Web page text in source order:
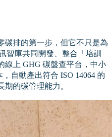
碳排的第一步，但它不只是為
智庫共同開發、整合「培訓
線上 GHG 碳盤查平台，中小
自動產出符合 ISO 14064 的
的碳管理能力。